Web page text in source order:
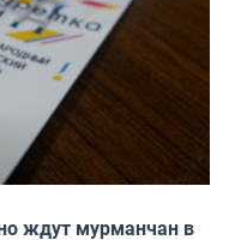
ждут мурманчан в